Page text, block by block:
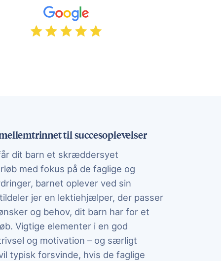
foregår hjemme hos jer og vil typisk
til succesoplevelser
dit barn et skræddersyet
med fokus på de faglige og
barnet oplever ved sin
jer en lektiehjælper, der passer
og behov, dit barn har for et
Vigtige elementer i en god
og motivation – og særligt
typisk forsvinde, hvis de faglige